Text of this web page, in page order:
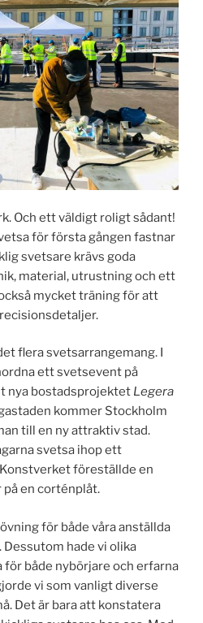
Och ett väldigt roligt sådant!
för första gången fastnar
svetsare krävs goda
material, utrustning och ett
mycket träning för att
flera svetsarrangemang. I
ett svetsevent på
nya bostadsprojektet Legera
kommer Stockholm
till en ny attraktiv stad.
svetsa ihop ett
föreställde en
en corténplåt.
för både våra anställda
hade vi olika
för både nybörjare och erfarna
vi som vanligt diverse
Det är bara att konstatera